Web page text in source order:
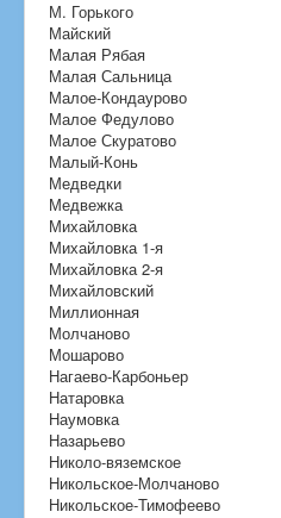
М. Горького
Майский
Малая Рябая
Малая Сальница
Малое-Кондаурово
Малое Федулово
Малое Скуратово
Малый-Конь
Медведки
Медвежка
Михайловка
Михайловка 1-я
Михайловка 2-я
Михайловский
Миллионная
Молчаново
Мошарово
Нагаево-Карбоньер
Натаровка
Наумовка
Назарьево
Николо-вяземское
Никольское-Молчаново
Никольское-Тимофеево